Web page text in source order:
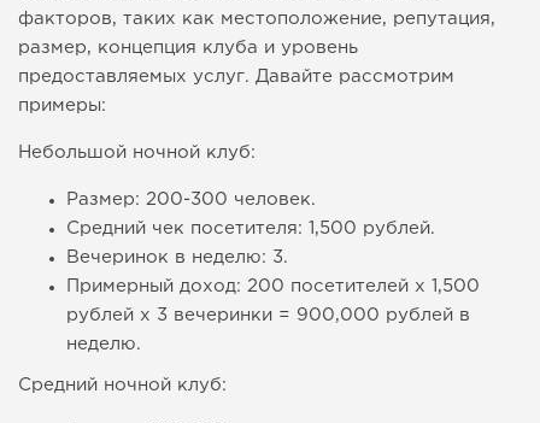
факторов, таких как местоположение, репутация,
размер, концепция клуба и уровень
предоставляемых услуг. Давайте рассмотрим
примеры:
Небольшой ночной клуб:
Размер: 200-300 человек.
Средний чек посетителя: 1,500 рублей.
Вечеринок в неделю: 3.
Примерный доход: 200 посетителей x 1,500
рублей x 3 вечеринки = 900,000 рублей в
неделю.
Средний ночной клуб: